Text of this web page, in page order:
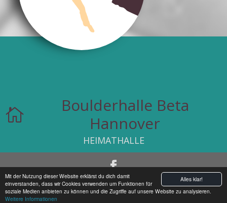
Alles klar!
Mit der Nutzung dieser Website erklärst du dich damit
einverstanden, dass wir Cookies verwenden um Funktionen für
soziale Medien anbieten zu können und die Zugriffe auf unsere Website zu analysieren.
Weitere Informationen

Boulderhalle Beta
Hannover
HEIMATHALLE
Designed byKlettermafia
Datenschutz
Impressum